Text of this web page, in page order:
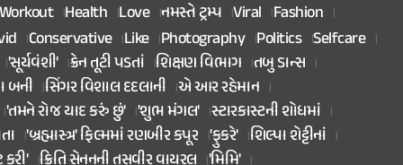
Workout Health Love નમસ્તે ટ્રમ્પ Viral Fashion
Conservative Like Photography Politics Selfcare
'સૂર્યવંશી' ક્રેન તૂટી પડતાં શિક્ષણ વિભાગ તબુ ડાન્સ
બની સિંગર વિશાલ દદલાની એ આર રહેમાન
'તમને રોજ યાદ કરું છું' 'શુભ મંગલ' સ્ટારકાસ્ટની શોધમાં
'બ્રહ્માસ્ત્ર' ફિલ્મમાં રણબીર કપૂર 'ફુકરે' શિલ્પા શેટ્ટીનાં